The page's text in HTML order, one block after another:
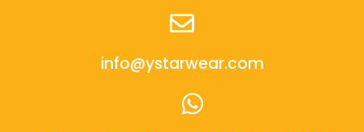
info@ystarwear.com